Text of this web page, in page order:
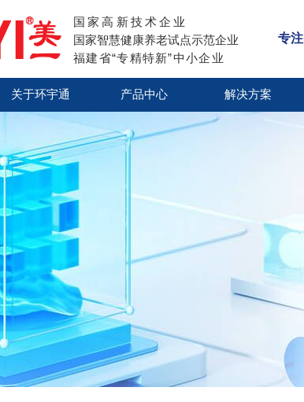
国家高新技术企业
国家智慧健康养老试点示范企业
福建省“专精特新”中小企业
专
关于环宇通 产品中心 解决方案